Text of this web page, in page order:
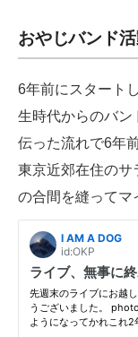
おやじバンド
6年前にスタート
生時代からのバン
伝った流れで6年
東京近郊在住のサ
の合間を縫ってマ